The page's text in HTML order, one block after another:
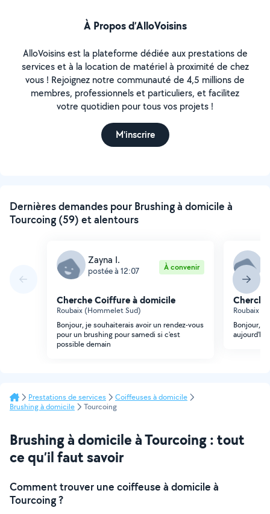
À Propos d’AlloVoisins
AlloVoisins est la plateforme dédiée aux prestations de
services et à la location de matériel à proximité de chez
vous ! Rejoignez notre communauté de 4,5 millions de
membres, professionnels et particuliers, et facilitez
votre quotidien pour tous vos projets !
M'inscrire
Dernières demandes pour Brushing à domicile à
Tourcoing (59) et alentours
Zayna I.
postée à 12:07 À convenir
Cherche Coiffure à domicile
Roubaix (Hommelet Sud)
Bonjour, je souhaiterais avoir un rendez-vous
pour un brushing pour samedi si c'est
possible demain
Roubaix
Bonjour,
Prestations de services
Coiffeuses à domicile
Brushing à domicile
Tourcoing
Brushing à domicile à Tourcoing : tout
ce qu’il faut savoir
Comment trouver une coiffeuse à domicile à
Tourcoing ?